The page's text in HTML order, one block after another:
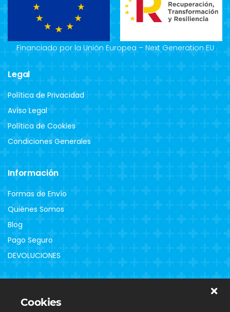
Financiado por la Unión Europea – Next Generation EU
Legal
Política de Privacidad
Avíso Legal
Política de Cookies
Condiciones Generales
Información
Formas de Envío
Quiénes Somos
Blog
Pago Seguro
DEVOLUCIONES
Contacto
Cookies